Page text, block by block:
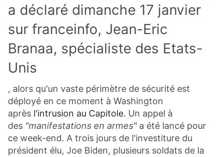
a déclaré dimanche 17 janvier
sur franceinfo, Jean-Eric
Branaa, spécialiste des Etats-
Unis
, alors qu'un vaste périmètre de sécurité est
déployé en ce moment à Washington
après l'intrusion au Capitole. Un appel à
des "manifestations en armes" a été lancé pour
ce week-end. A trois jours de l'investiture du
président élu, Joe Biden, plusieurs soldats de la